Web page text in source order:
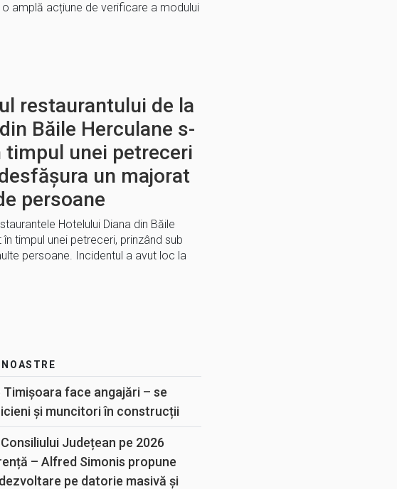
o amplă acțiune de verificare a modului
restaurantului de la
Băile Herculane s-
timpul unei petreceri
un majorat
persoane
Hotelului Diana din Băile
timpul unei petreceri, prinzând sub
persoane. Incidentul a avut loc la
Timișoara face angajări – se
și muncitori în construcții
Județean pe 2026
– Alfred Simonis propune
pe datorie masivă și